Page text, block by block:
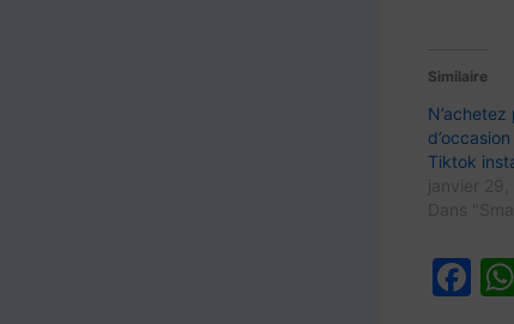
Similaire
Tiktok
F